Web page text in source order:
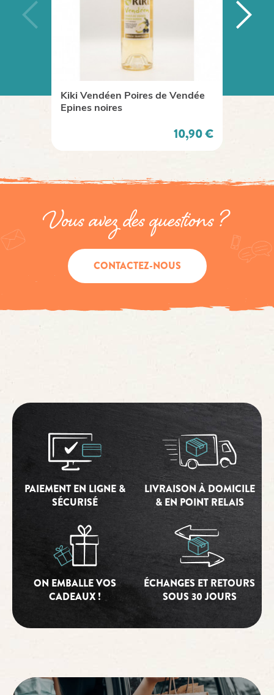
Kiki Vendéen Poires de Vendée
Epines noires
Prix
10,90 €
Vous avez des questions ?
CONTACTEZ-NOUS
PAIEMENT EN LIGNE &
SÉCURISÉ
LIVRAISON À DOMICILE
& EN POINT RELAIS
ON EMBALLE VOS
CADEAUX !
ÉCHANGES ET RETOURS
SOUS 30 JOURS